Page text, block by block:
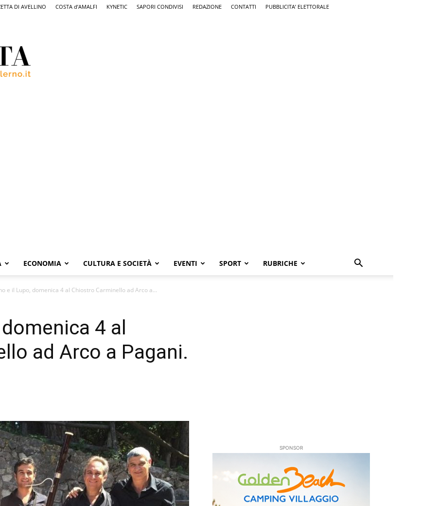
DI AVELLINO COSTA d’AMALFI KYNETIC SAPORI CONDIVISI REDAZIONE CONTATTI PUBBLICITA’ ELETTORALE
ECONOMIA CULTURA E SOCIETÀ EVENTI SPORT RUBRICHE
e il Lupo, domenica 4 al Chiostro Carminello ad Arco a...
4 al
ad Arco a Pagani.
SPONSOR